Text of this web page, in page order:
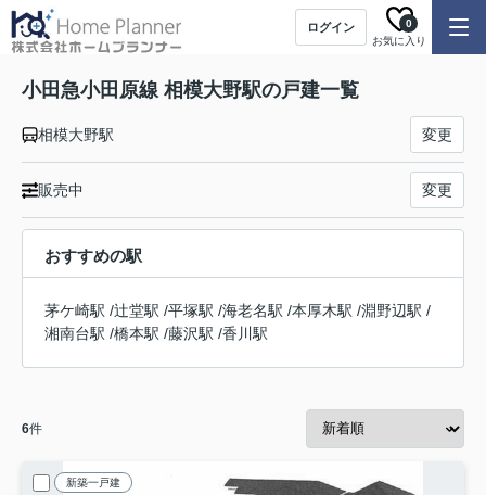
ログイン
お気に入り
0
小田急小田原線 相模大野駅の戸建一覧
相模大野駅 変更
販売中 変更
おすすめの駅
茅ケ崎駅 /辻堂駅 /平塚駅 /海老名駅 /本厚木駅 /淵野辺駅 /
湘南台駅 /橋本駅 /藤沢駅 /香川駅
6件
新築一戸建